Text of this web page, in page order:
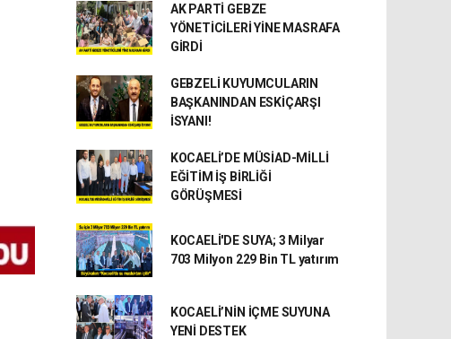
AK PARTİ GEBZE
YÖNETİCİLERİ YİNE MASRAFA
GİRDİ
GEBZELİ KUYUMCULARIN
BAŞKANINDAN ESKİÇARŞI
İSYANI!
KOCAELİ’DE MÜSİAD-MİLLİ
EĞİTİM İŞ BİRLİĞİ
GÖRÜŞMESİ
KOCAELİ'DE SUYA; 3 Milyar
703 Milyon 229 Bin TL yatırım
KOCAELİ’NİN İÇME SUYUNA
YENİ DESTEK